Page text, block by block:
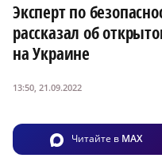
Эксперт по
рассказал об
на Украине
13:50, 21.09.2022
Читайте в MAX